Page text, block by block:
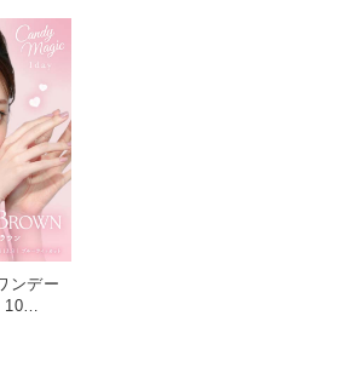
ンデー
10…